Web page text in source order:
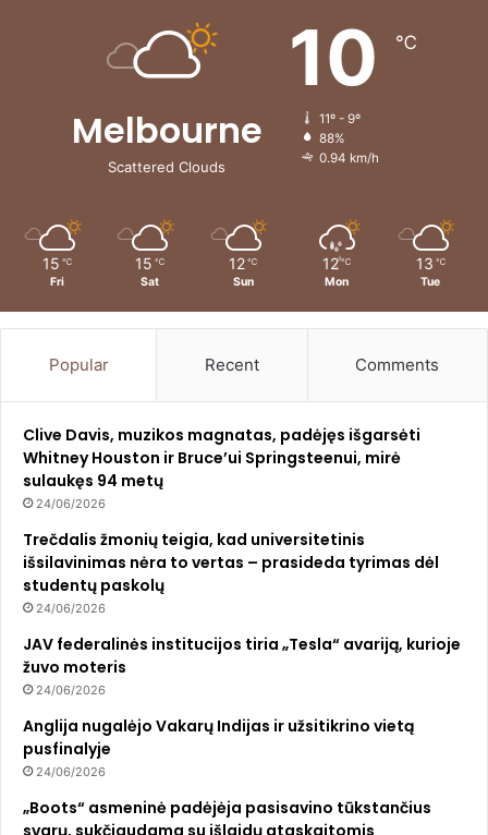
Melbourne
Scattered Clouds
10 ℃
11º - 9º
88%
0.94 km/h
15 ℃
Fri
15 ℃
Sat
12 ℃
Sun
12 ℃
Mon
13 ℃
Tue
Popular Recent Comments
Clive Davis, muzikos magnatas, padėjęs išgarsėti
Whitney Houston ir Bruce’ui Springsteenui, mirė
sulaukęs 94 metų
24/06/2026
Trečdalis žmonių teigia, kad universitetinis
išsilavinimas nėra to vertas – prasideda tyrimas dėl
studentų paskolų
24/06/2026
JAV federalinės institucijos tiria „Tesla“ avariją, kurioje
žuvo moteris
24/06/2026
Anglija nugalėjo Vakarų Indijas ir užsitikrino vietą
pusfinalyje
24/06/2026
„Boots“ asmeninė padėjėja pasisavino tūkstančius